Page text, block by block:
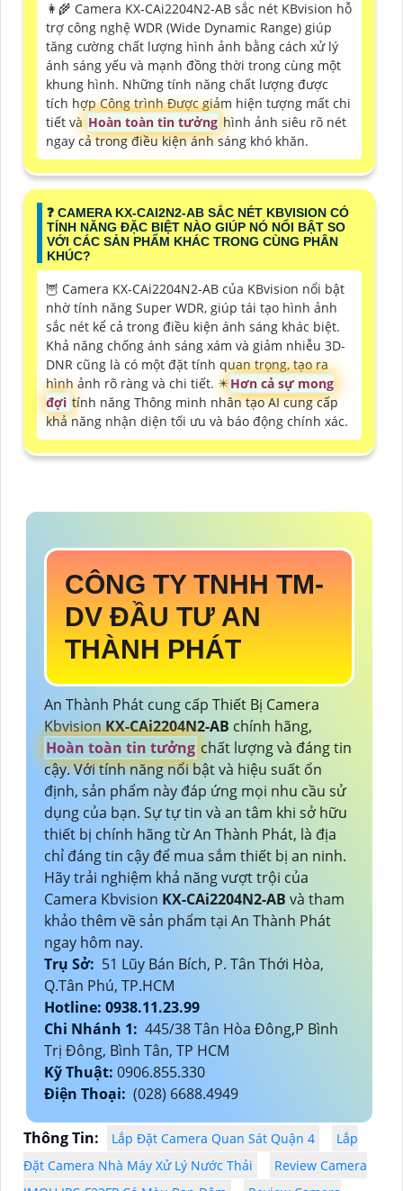
👩‍🌾 Camera KX-CAi2204N2-AB sắc nét KBvision hỗ
trợ công nghệ WDR (Wide Dynamic Range) giúp
tăng cường chất lượng hình ảnh bằng cách xử lý
ánh sáng yếu và mạnh đồng thời trong cùng một
khung hình. Những tính năng chất lượng được
tích hợp Công trình Được giảm hiện tượng mất chi
tiết và Hoàn toàn tin tưởng hình ảnh siêu rõ nét
ngay cả trong điều kiện ánh sáng khó khăn.
❓ CAMERA KX-CAI2N2-AB SẮC NÉT KBVISION CÓ
TÍNH NĂNG ĐẶC BIỆT NÀO GIÚP NÓ NỔI BẬT SO
VỚI CÁC SẢN PHẨM KHÁC TRONG CÙNG PHÂN
KHÚC?
🦉 Camera KX-CAi2204N2-AB của KBvision nổi bật
nhờ tính năng Super WDR, giúp tái tạo hình ảnh
sắc nét kể cả trong điều kiện ánh sáng khác biệt.
Khả năng chống ánh sáng xám và giảm nhiễu 3D-
DNR cũng là có một đặt tính quan trọng, tạo ra
hình ảnh rõ ràng và chi tiết. ✴️Hơn cả sự mong
đợi tính năng Thông minh nhân tạo AI cung cấp
khả năng nhận diện tối ưu và báo động chính xác.
CÔNG TY TNHH TM-
DV ĐẦU TƯ AN
THÀNH PHÁT
An Thành Phát cung cấp Thiết Bị Camera
KbvisionKX-CAi2204N2-AB chính hãng,
Hoàn toàn tin tưởng chất lượng và đáng tin
cậy. Với tính năng nổi bật và hiệu suất ổn
định, sản phẩm này đáp ứng mọi nhu cầu sử
dụng của bạn. Sự tự tin và an tâm khi sở hữu
thiết bị chính hãng từ An Thành Phát, là địa
chỉ đáng tin cậy để mua sắm thiết bị an ninh.
Hãy trải nghiệm khả năng vượt trội của
Camera Kbvision KX-CAi2204N2-AB và tham
khảo thêm về sản phẩm tại An Thành Phát
ngay hôm nay.
Trụ Sở: 51 Lũy Bán Bích, P. Tân Thới Hòa,
Q.Tân Phú, TP.HCM
Hotline: 0938.11.23.99
Chi Nhánh 1: 445/38 Tân Hòa Đông,P Bình
Trị Đông, Bình Tân, TP HCM
Kỹ Thuật: 0906.855.330
Điện Thoại: (028) 6688.4949
Thông Tin: Lắp Đặt Camera Quan Sát Quận 4
Lắp
Đặt Camera Nhà Máy Xử Lý Nước Thải
Review Camera